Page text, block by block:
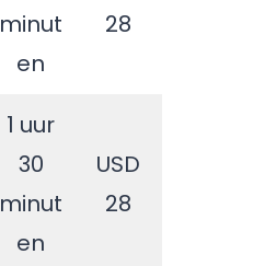
minut
en
28
1 uur
30
minut
en
USD
28